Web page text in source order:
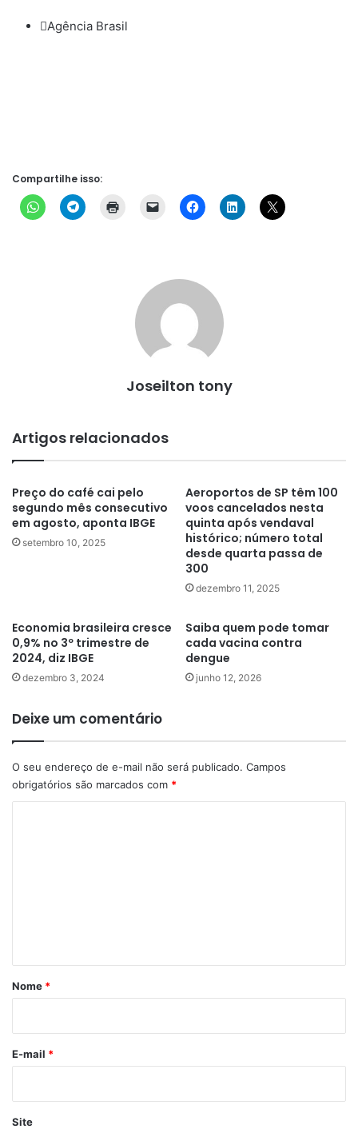
Agência Brasil
Compartilhe isso:
Joseilton tony
Artigos relacionados
Preço do café cai pelo
segundo mês consecutivo
em agosto, aponta IBGE
setembro 10, 2025
Aeroportos de SP têm 100
voos cancelados nesta
quinta após vendaval
histórico; número total
desde quarta passa de
300
dezembro 11, 2025
Economia brasileira cresce
0,9% no 3º trimestre de
2024, diz IBGE
dezembro 3, 2024
Saiba quem pode tomar
cada vacina contra
dengue
junho 12, 2026
Deixe um comentário
O seu endereço de e-mail não será publicado. Campos
obrigatórios são marcados com *
r
*
Nome *
E-mail *
Site